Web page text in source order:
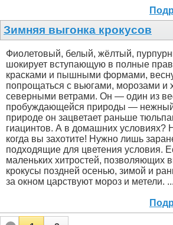
Зимняя выгонка крокусов
Фиолетовый, белый, жёлтый,
шокирует вступающую в полные
красками и пышными формами,
попрощаться с вьюгами, морозами и
северными ветрами. Он — один из
пробуждающейся природы — нежный
природе он зацветает раньше
гиацинтов. А в домашних условиях?
когда вы захотите! Нужно лишь
подходящие для цветения условия.
маленьких хитростей, позволяющих
крокусы поздней осенью, зимой и
за окном царствуют мороз и метели. ...